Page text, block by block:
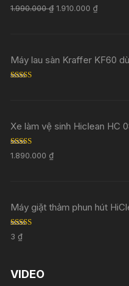
Rated 5.00
out of 5
1.990.000₫ 1.910.000₫
Máy lau sàn Kraffer KF60
Xe làm vệ sinh Hiclean HC
Rated 5.00
out of 5
1.890.000₫
Máy giặt thảm phun hút
Rated
out of 5
3₫
VIDEO